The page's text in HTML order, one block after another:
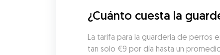
¿Cuánto cuesta la
La tarifa para la guardería de perros
tan solo €9 por día hasta un